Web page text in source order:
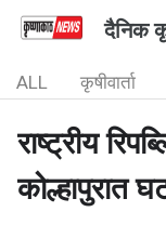
दैनिक
ALL कृषीवार्ता
राष्ट्रीय
कोल्हापुरात